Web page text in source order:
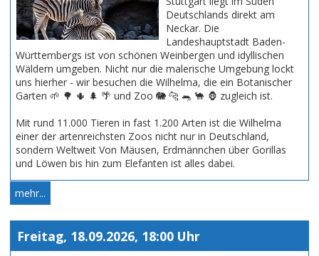
Deutschlands direkt am
Neckar. Die
Landeshauptstadt Baden-
Württembergs ist von schönen Weinbergen und idyllischen
Wäldern umgeben. Nicht nur die malerische Umgebung lockt
uns hierher - wir besuchen die Wilhelma, die ein Botanischer
Garten 🌱 🌳 🌵 🌲 🌴 und Zoo 🐘 🐆 🐀 🐪 🦍 zugleich ist.
Mit rund 11.000 Tieren in fast 1.200 Arten ist die Wilhelma
einer der artenreichsten Zoos nicht nur in Deutschland,
sondern Weltweit Von Mäusen, Erdmännchen über Gorillas
und Löwen bis hin zum Elefanten ist alles dabei.
mehr...
Freitag, 18.09.2026, 18:00 Uhr